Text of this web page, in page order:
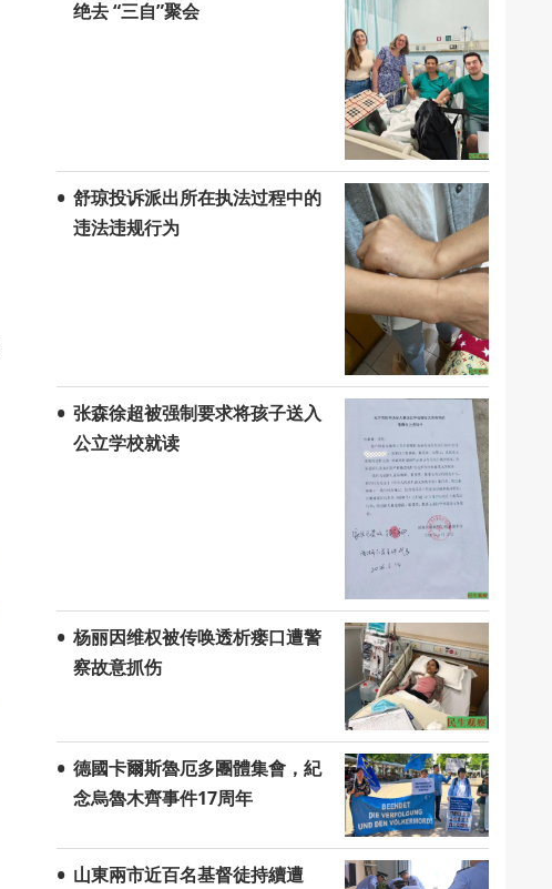
绝去 “三自”聚会
舒琼投诉派出所在执法过程中的
违法违规行为
张森徐超被强制要求将孩子送入
公立学校就读
杨丽因维权被传唤透析瘘口遭警
察故意抓伤
德國卡爾斯魯厄多團體集會，紀
念烏魯木齊事件17周年
山東兩市近百名基督徒持續遭